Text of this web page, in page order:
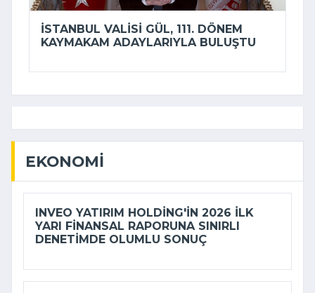
İSTANBUL VALISI GÜL, 111. DÖNEM
KAYMAKAM ADAYLARIYLA BULUŞTU
EKONOMI
INVEO YATIRIM HOLDING'IN 2026 ILK
YARI FINANSAL RAPORUNA SINIRLI
DENETIMDE OLUMLU SONUÇ